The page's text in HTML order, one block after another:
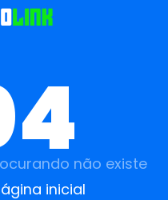
não existe
inicial